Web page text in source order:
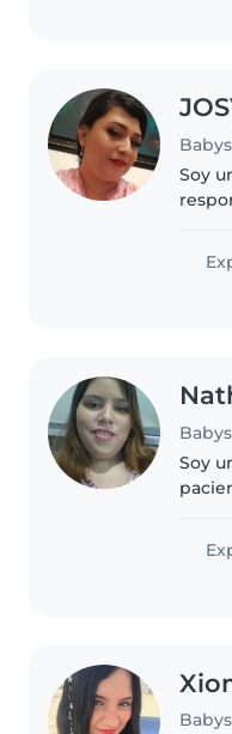
soy
Soy
Soy
a las